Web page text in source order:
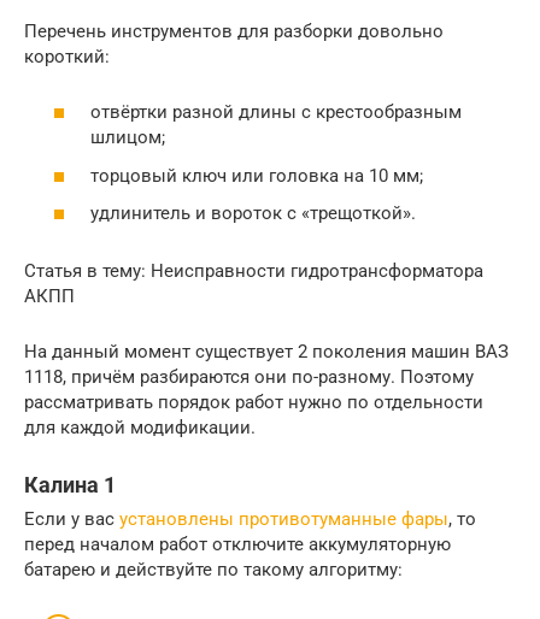
Перечень инструментов для разборки довольно
короткий:
отвёртки разной длины с крестообразным
шлицом;
торцовый ключ или головка на 10 мм;
удлинитель и вороток с «трещоткой».
Статья в тему: Неисправности гидротрансформатора
АКПП
На данный момент существует 2 поколения машин ВАЗ
1118, причём разбираются они по-разному. Поэтому
рассматривать порядок работ нужно по отдельности
для каждой модификации.
Калина 1
Если у вас установлены противотуманные фары, то
перед началом работ отключите аккумуляторную
батарею и действуйте по такому алгоритму: